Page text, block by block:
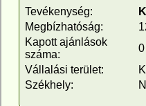
Tevékenység:
Megbízhatóság:
Kapott ajánlások
száma:
0
Vállalási terület:
Székhely: